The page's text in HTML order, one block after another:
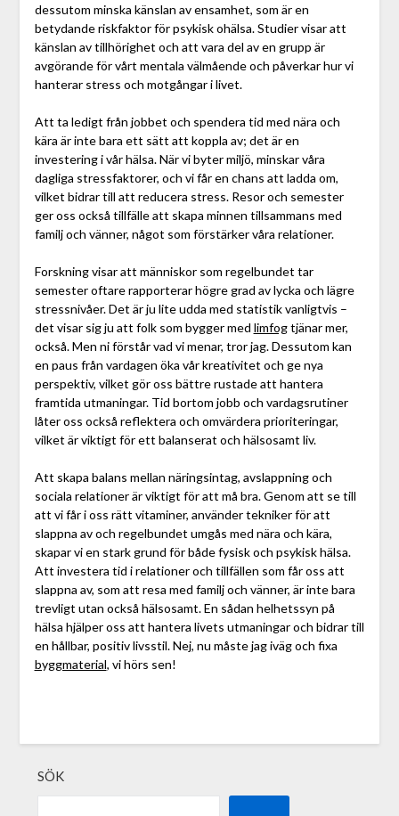
dessutom minska känslan av ensamhet, som är en
betydande riskfaktor för psykisk ohälsa. Studier visar att
känslan av tillhörighet och att vara del av en grupp är
avgörande för vårt mentala välmående och påverkar hur vi
hanterar stress och motgångar i livet.
Att ta ledigt från jobbet och spendera tid med nära och
kära är inte bara ett sätt att koppla av; det är en
investering i vår hälsa. När vi byter miljö, minskar våra
dagliga stressfaktorer, och vi får en chans att ladda om,
vilket bidrar till att reducera stress. Resor och semester
ger oss också tillfälle att skapa minnen tillsammans med
familj och vänner, något som förstärker våra relationer.
Forskning visar att människor som regelbundet tar
semester oftare rapporterar högre grad av lycka och lägre
stressnivåer. Det är ju lite udda med statistik vanligtvis –
det visar sig ju att folk som bygger med limfogtjänar mer,
också. Men ni förstår vad vi menar, tror jag. Dessutom kan
en paus från vardagen öka vår kreativitet och ge nya
perspektiv, vilket gör oss bättre rustade att hantera
framtida utmaningar. Tid bortom jobb och vardagsrutiner
låter oss också reflektera och omvärdera prioriteringar,
vilket är viktigt för ett balanserat och hälsosamt liv.
Att skapa balans mellan näringsintag, avslappning och
sociala relationer är viktigt för att må bra. Genom att se till
att vi får i oss rätt vitaminer, använder tekniker för att
slappna av och regelbundet umgås med nära och kära,
skapar vi en stark grund för både fysisk och psykisk hälsa.
Att investera tid i relationer och tillfällen som får oss att
slappna av, som att resa med familj och vänner, är inte bara
trevligt utan också hälsosamt. En sådan helhetssyn på
hälsa hjälper oss att hantera livets utmaningar och bidrar till
en hållbar, positiv livsstil. Nej, nu måste jag iväg och fixa
byggmaterial, vi hörs sen!
SÖK